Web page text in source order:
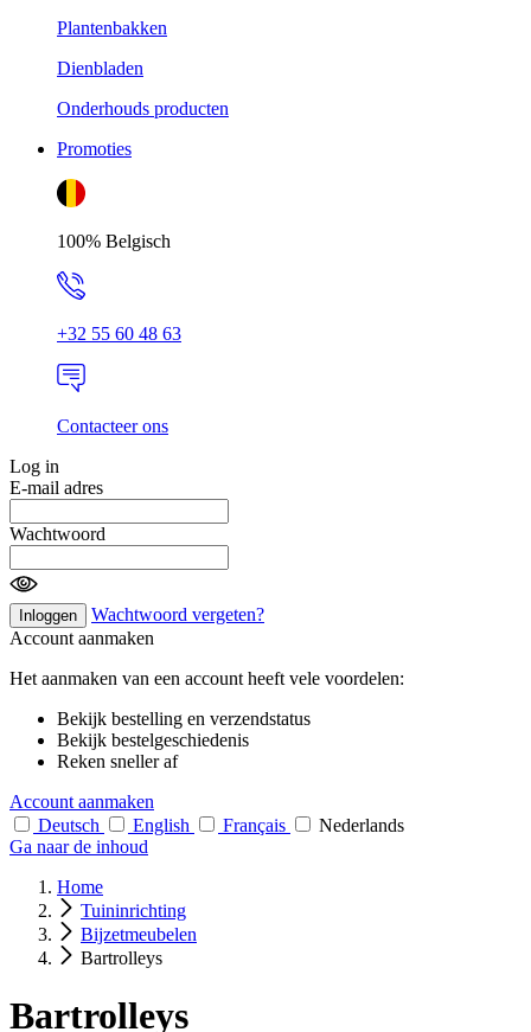
Plantenbakken
Dienbladen
Onderhouds producten
Promoties
100% Belgisch
+32 55 60 48 63
Contacteer ons
Log in
E-mail adres
Wachtwoord
Inloggen
Wachtwoord vergeten?
Account aanmaken
Het aanmaken van een account heeft vele voordelen:
Bekijk bestelling en verzendstatus
Bekijk bestelgeschiedenis
Reken sneller af
Account aanmaken
Deutsch
English Français
Nederlands
Ga naar de inhoud
Home
Tuininrichting
Bijzetmeubelen
Bartrolleys
Bartrolleys